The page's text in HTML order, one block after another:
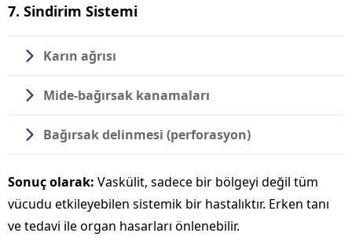
7. Sindirim Sistemi
Karın ağrısı
Mide-bağırsak kanamaları
Bağırsak delinmesi (perforasyon)
Sonuç olarak: Vaskülit, sadece bir bölgeyi değil tüm
vücudu etkileyebilen sistemik bir hastalıktır. Erken tanı
ve tedavi ile organ hasarları önlenebilir.